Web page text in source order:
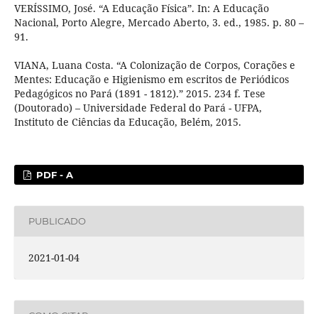
VERÍSSIMO, José. “A Educação Física”. In: A Educação
Nacional, Porto Alegre, Mercado Aberto, 3. ed., 1985. p. 80 –
91.
VIANA, Luana Costa. “A Colonização de Corpos, Corações e
Mentes: Educação e Higienismo em escritos de Periódicos
Pedagógicos no Pará (1891 - 1812).” 2015. 234 f. Tese
(Doutorado) – Universidade Federal do Pará - UFPA,
Instituto de Ciências da Educação, Belém, 2015.
PDF - A
PUBLICADO
2021-01-04